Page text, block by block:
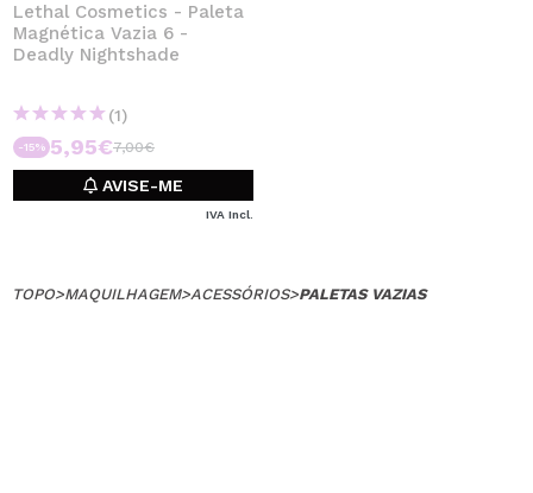
Lethal Cosmetics - Paleta
Magnética Vazia 6 -
Deadly Nightshade
(1)
-15% 5,95€7,00€
AVISE-ME
IVA Incl.
TOPO>MAQUILHAGEM>ACESSÓRIOS>PALETAS VAZIAS